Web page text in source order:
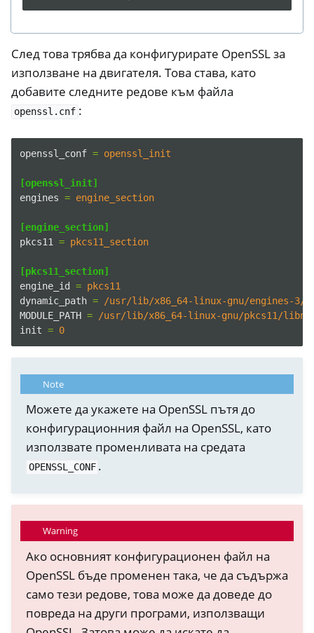
След това трябва да конфигурирате OpenSSL за
използване на двигателя. Това става, като
добавите следните редове към файла
openssl.cnf :
openssl_conf = openssl_init
[openssl_init]
engines = engine_section
[engine_section]
pkcs11
= pkcs11_section
[pkcs11_section]
engine_id
= pkcs11
dynamic_path =
/usr/lib/x86_64-linux-gnu/engines-3/
MODULE_PATH =
/usr/lib/x86_64-linux-gnu/pkcs11/
init = 0
Note
Можете да укажете на OpenSSL пътя до
конфигурационния файл на OpenSSL, като
използвате променливата на средата
OPENSSL_CONF .
Warning
Ако основният конфигурационен файл на
OpenSSL бъде променен така, че да съдържа
само тези редове, това може да доведе до
повреда на други програми, използващи